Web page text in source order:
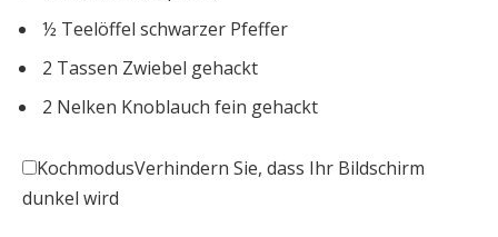
½ Teelöffel schwarzer Pfeffer
2 Tassen Zwiebel gehackt
2 Nelken Knoblauch fein gehackt
KochmodusVerhindern Sie, dass Ihr Bildschirm
dunkel wird